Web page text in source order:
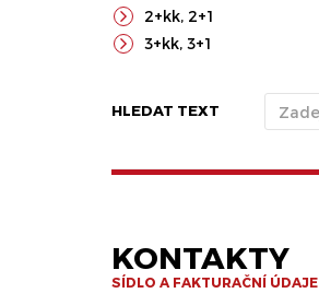
2+kk, 2+1
3+kk, 3+1
HLEDAT TEXT
KONTAKTY
SÍDLO A FAKTURAČNÍ ÚDAJE